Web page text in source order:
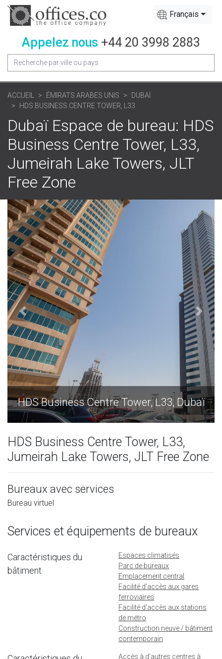
Français
Appelez nous +44 20 3998 2883
ACCUEIL ÉMIRATS ARABES UNIS
DUBAÏ
HDS BUSINESS CENTRE TOWER, L33
Dubaï Espace de bureau: HDS
Business Centre Tower, L33,
Jumeirah Lake Towers, JLT
Free Zone
Centre Tower, L33, Dubaï HDS Business
HDS Business Centre Tower, L33,
Jumeirah Lake Towers, JLT Free Zone
Bureaux avec services
Bureau virtuel
Services et équipements de bureaux
Caractéristiques du
bâtiment
Espaces climatisés
Parc de bureaux
Emplacement central
Facilité d'accès aux gares
ferroviaires
Facilité d'accès aux stations
de métro
Construction neuve / bâtiment
contemporain
Accès à d'autres centres à